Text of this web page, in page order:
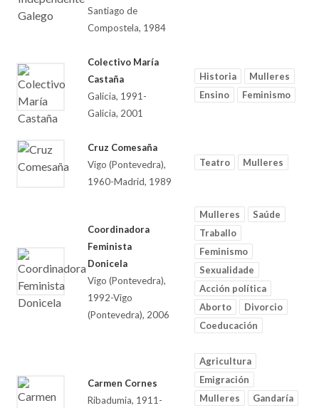
Santiago de
Compostela, 1984
Colectivo María
Castaña
Galicia, 1991-
Galicia, 2001
Historia
Mulleres
Ensino
Feminismo
Cruz Comesaña
Vigo (Pontevedra),
1960-Madrid, 1989
Teatro Mulleres
Coordinadora
Feminista
Donicela
Vigo (Pontevedra),
1992-Vigo
(Pontevedra), 2006
Mulleres
Saúde
Traballo
Feminismo
Sexualidade
Acción política
Aborto
Divorcio
Coeducación
Carmen Cornes
Ribadumia, 1911-
Agricultura
Emigración
Mulleres
Gandaría